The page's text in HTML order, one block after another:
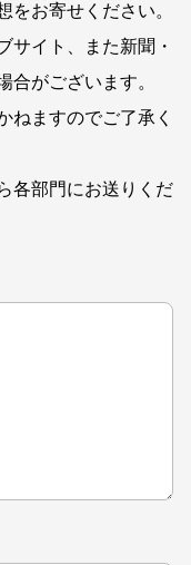
をお寄せください。
サイト、また新聞・
合がございます。
ねますのでご了承く
各部門にお送りくだ